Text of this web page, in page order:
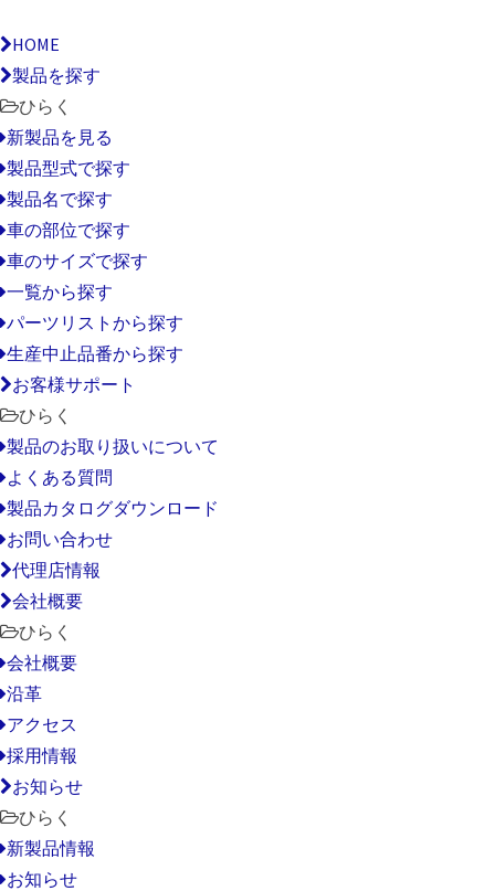
HOME
製品を探す
ひらく
新製品を見る
製品型式で探す
製品名で探す
車の部位で探す
車のサイズで探す
一覧から探す
パーツリストから探す
生産中止品番から探す
お客様サポート
ひらく
製品のお取り扱いについて
よくある質問
製品カタログダウンロード
お問い合わせ
代理店情報
会社概要
ひらく
会社概要
沿革
アクセス
採用情報
お知らせ
ひらく
新製品情報
お知らせ